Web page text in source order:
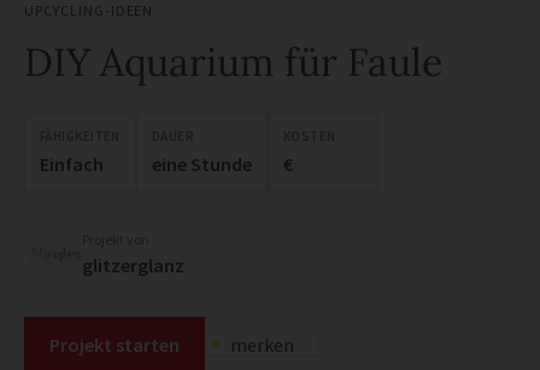
UPCYCLING-IDEEN
DIY Aquarium für Faule
Einfach eine Stunde €
glitzerglanz
Projekt starten merken